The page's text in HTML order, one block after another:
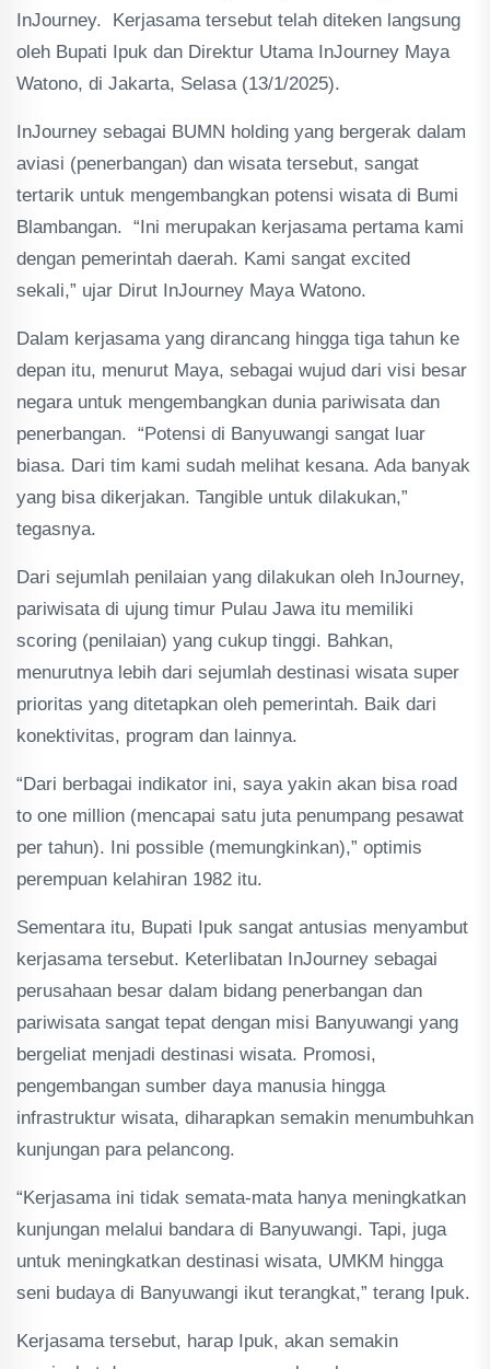
InJourney. Kerjasama tersebut telah diteken langsung
oleh Bupati Ipuk dan Direktur Utama InJourney Maya
Watono, di Jakarta, Selasa (13/1/2025).
InJourney sebagai BUMN holding yang bergerak dalam
aviasi (penerbangan) dan wisata tersebut, sangat
tertarik untuk mengembangkan potensi wisata di Bumi
Blambangan. “Ini merupakan kerjasama pertama kami
dengan pemerintah daerah. Kami sangat excited
sekali,” ujar Dirut InJourney Maya Watono.
Dalam kerjasama yang dirancang hingga tiga tahun ke
depan itu, menurut Maya, sebagai wujud dari visi besar
negara untuk mengembangkan dunia pariwisata dan
penerbangan. “Potensi di Banyuwangi sangat luar
biasa. Dari tim kami sudah melihat kesana. Ada banyak
yang bisa dikerjakan. Tangible untuk dilakukan,”
tegasnya.
Dari sejumlah penilaian yang dilakukan oleh InJourney,
pariwisata di ujung timur Pulau Jawa itu memiliki
scoring (penilaian) yang cukup tinggi. Bahkan,
menurutnya lebih dari sejumlah destinasi wisata super
prioritas yang ditetapkan oleh pemerintah. Baik dari
konektivitas, program dan lainnya.
“Dari berbagai indikator ini, saya yakin akan bisa road
to one million (mencapai satu juta penumpang pesawat
per tahun). Ini possible (memungkinkan),” optimis
perempuan kelahiran 1982 itu.
Sementara itu, Bupati Ipuk sangat antusias menyambut
kerjasama tersebut. Keterlibatan InJourney sebagai
perusahaan besar dalam bidang penerbangan dan
pariwisata sangat tepat dengan misi Banyuwangi yang
bergeliat menjadi destinasi wisata. Promosi,
pengembangan sumber daya manusia hingga
infrastruktur wisata, diharapkan semakin menumbuhkan
kunjungan para pelancong.
“Kerjasama ini tidak semata-mata hanya meningkatkan
kunjungan melalui bandara di Banyuwangi. Tapi, juga
untuk meningkatkan destinasi wisata, UMKM hingga
seni budaya di Banyuwangi ikut terangkat,” terang Ipuk.
Kerjasama tersebut, harap Ipuk, akan semakin